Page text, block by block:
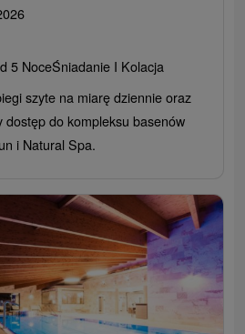
5 NoceŚniadanie I Kolacja
szyte na miarę dziennie oraz
dostęp do kompleksu basenów
i Natural Spa.